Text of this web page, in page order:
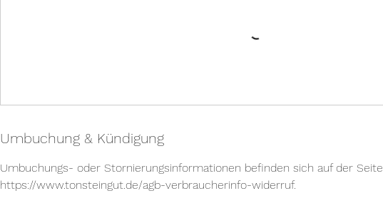
Umbuchung & Kündigung
Umbuchungs- oder Stornierungsinformationen befinden sich auf der Seite
https://www.tonsteingut.de/agb-verbraucherinfo-widerruf.